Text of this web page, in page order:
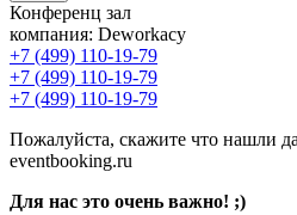
Конференц зал
компания: Deworkacy
+7 (499) 110-19-79
+7 (499) 110-19-79
+7 (499) 110-19-79
Пожалуйста, скажите что нашли
eventbooking.ru
Для нас это очень важно! ;)